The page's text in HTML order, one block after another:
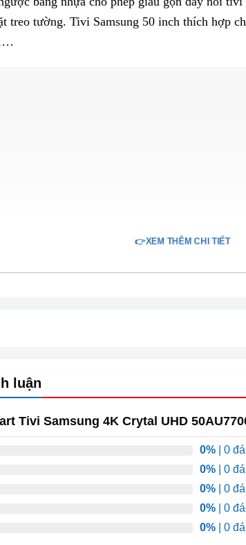
treo tường. Tivi Samsung 50 inch thích hợp
👉XEM THÊM CHI TIẾT
luận
Tivi Samsung 4K Crytal UHD
0%| 0
0%| 0
0%| 0
0%| 0
0%| 0